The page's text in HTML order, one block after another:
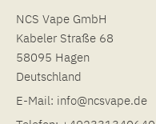
NCS Vape GmbH
Kabeler Straße 68
58095 Hagen
Deutschland
E-Mail: info@ncsvape.de